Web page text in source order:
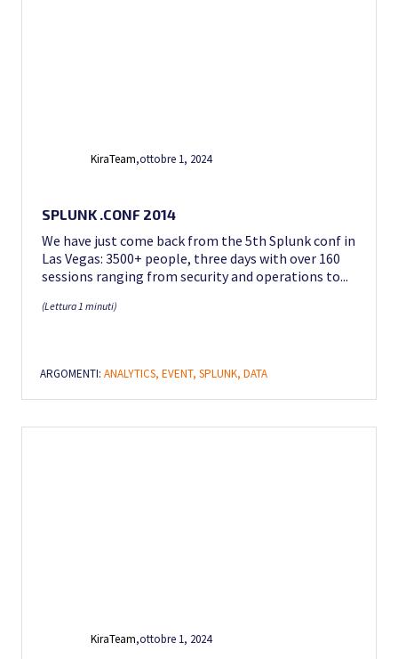
KiraTeam,ottobre 1, 2024
SPLUNK .CONF 2014
We have just come back from the 5th Splunk conf in
Las Vegas: 3500+ people, three days with over 160
sessions ranging from security and operations to...
(Lettura 1 minuti)
ARGOMENTI: ANALYTICS, EVENT, SPLUNK, DATA
KiraTeam,ottobre 1, 2024